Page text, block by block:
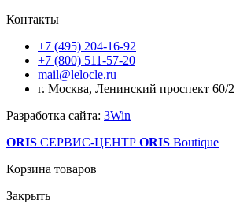
Контакты
+7 (495) 204-16-92
+7 (800) 511-57-20
mail@lelocle.ru
г. Москва, Ленинский проспект 60/2
Разработка сайта: 3Win
ORIS СЕРВИС-ЦЕНТР ORIS Boutique
Корзина товаров
Закрыть